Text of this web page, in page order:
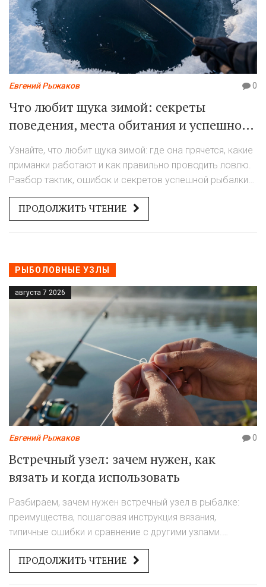
Евгений Рыжаков 0
Что любит щука зимой: секреты
поведения, места обитания и успешной
ловли
Узнайте, что любит щука зимой: где она прячется, какие
приманки работают и как правильно проводить ловлю.
Разбор тактик, ошибок и секретов успешной рыбалки
со льда.
ПРОДОЛЖИТЬ ЧТЕНИЕ
РЫБОЛОВНЫЕ УЗЛЫ
августа 7 2026
Евгений Рыжаков 0
Встречный узел: зачем нужен, как
вязать и когда использовать
Разбираем, зачем нужен встречный узел в рыбалке:
преимущества, пошаговая инструкция вязания,
типичные ошибки и сравнение с другими узлами.
Узнайте, как сохранить 90% прочности лески.
ПРОДОЛЖИТЬ ЧТЕНИЕ